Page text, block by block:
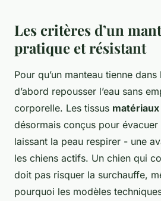
Les critères d’un
pratique et résistant
Pour qu’un manteau tienne
d’abord repousser l’eau sans
corporelle. Les tissus
désormais conçus pour évacuer
laissant la peau respirer - une
les chiens actifs. Un chien qui
doit pas risquer la surchauffe,
pourquoi les modèles